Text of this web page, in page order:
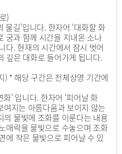
)
길’입니다. 한자어 ‘대화할 화
궁과 함께 시간을 지내온 소나
다. 현재의 시간에서 잠시 벗어
깊은 대화로 들어가게 됩니다.
* 해당 구간은 전체상영 기간에
’ 입니다. 한자어 ‘피어날 화
여지는 아름다움과 보이지 않는
의 물빛에 조화를 이룬다는 내용
애락을 물빛으로 수놓으며 조화
에 작은 물빛으로 피어날 수 있